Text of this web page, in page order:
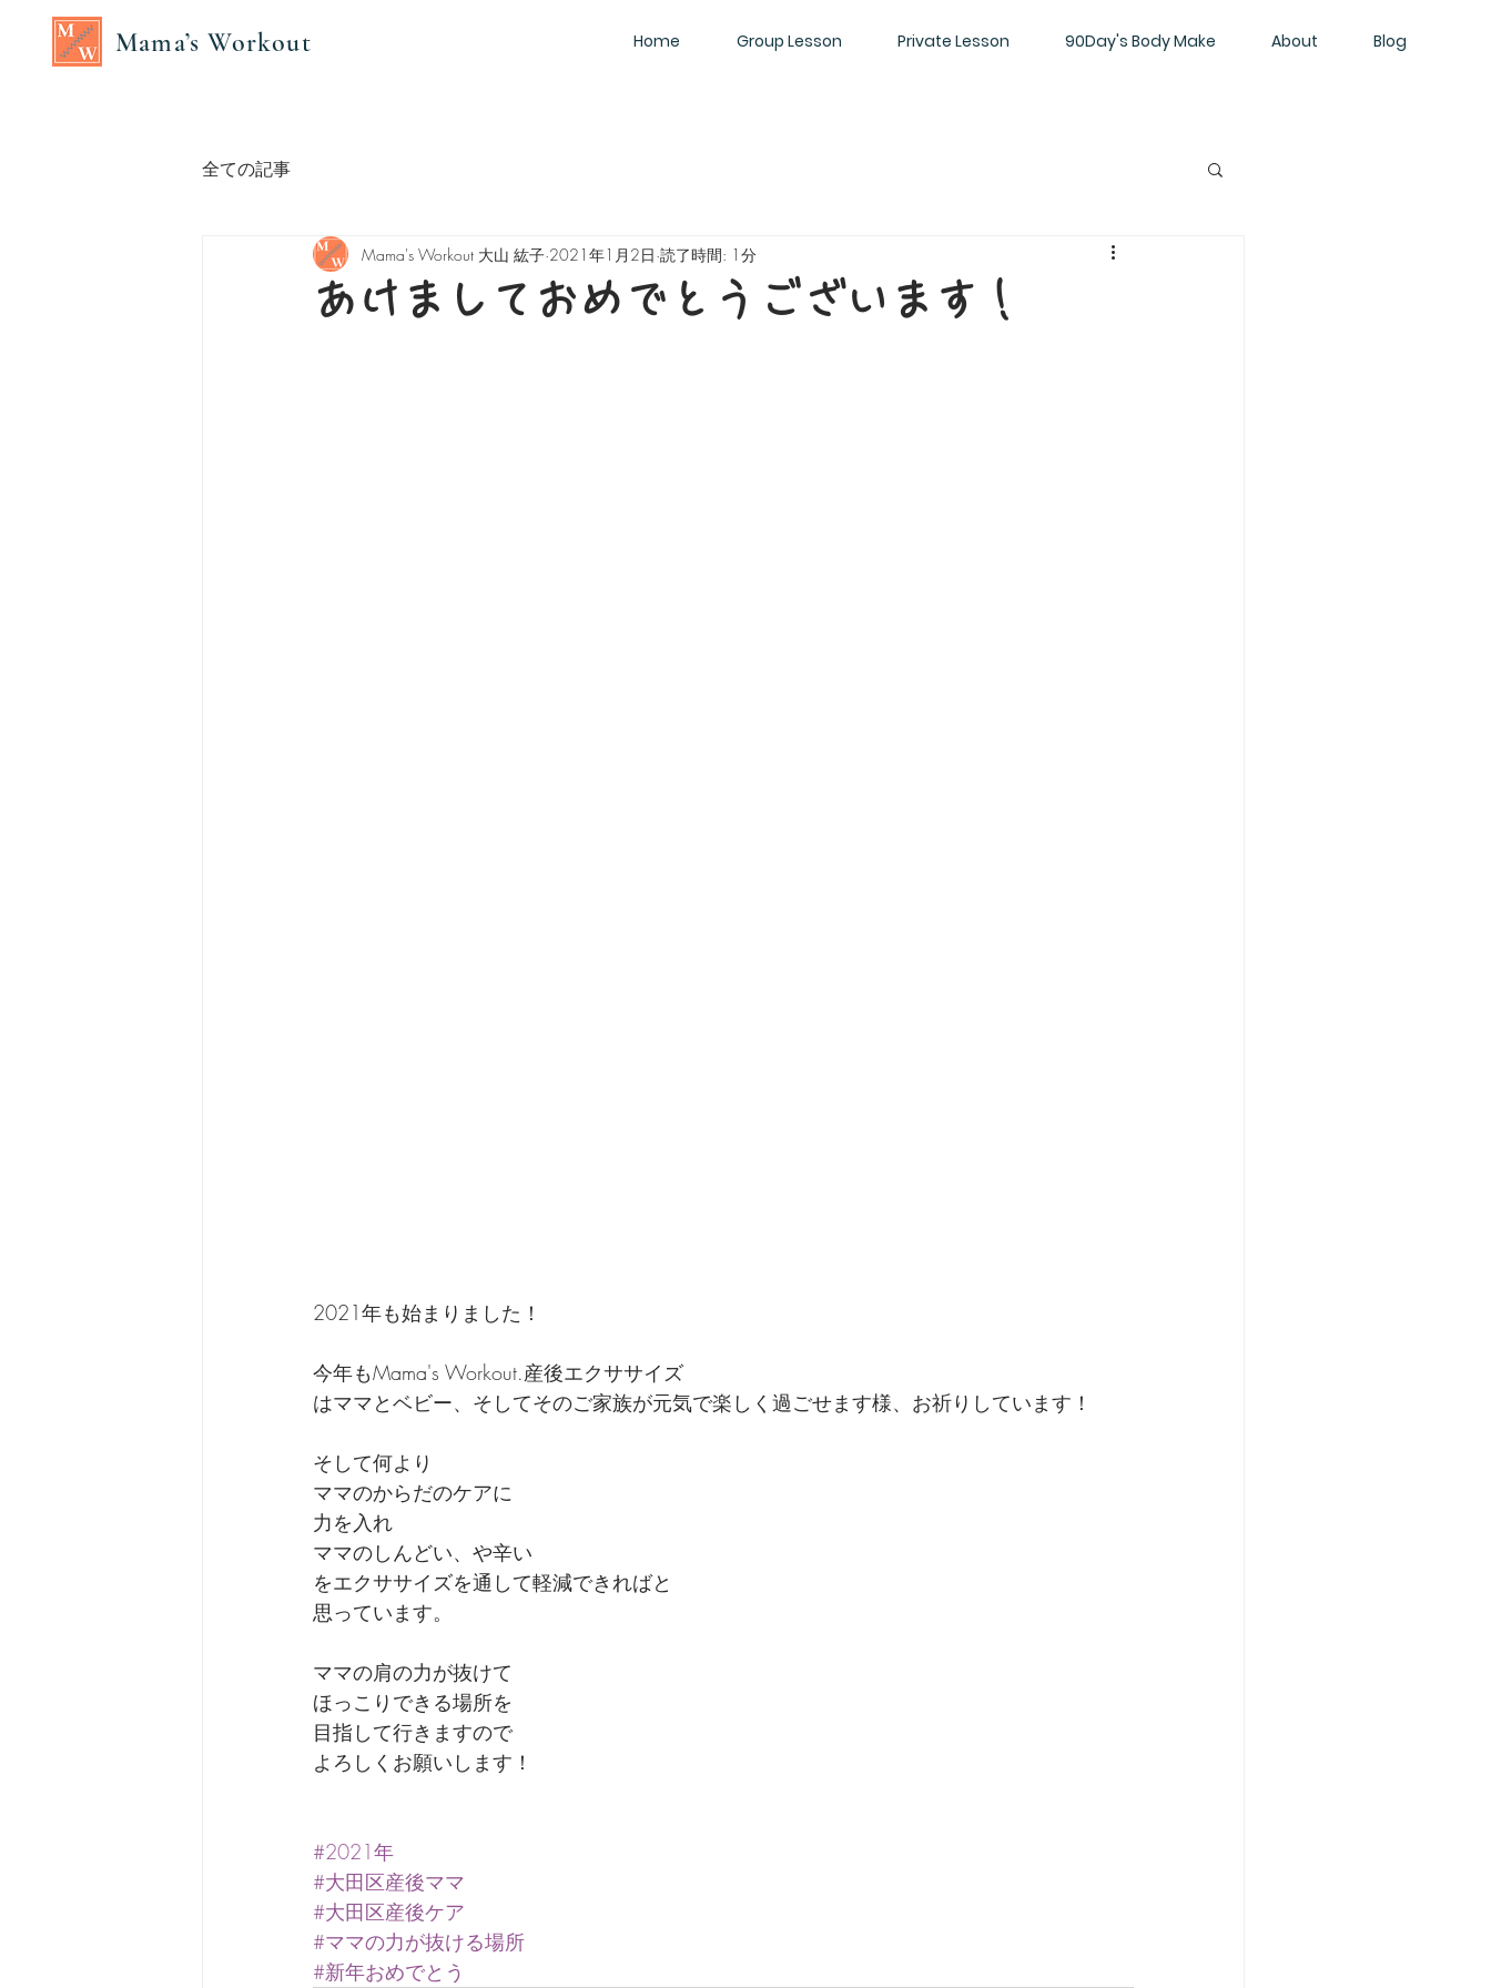
Mama’s Workout Home Group Lesson Private Lesson 90Day's Body Make About Blog
全ての記事
あけましておめでとうございます！
Mama's Workout 大山 紘子 2021年1月2日 読了時間: 1分
2021年も始まりました！
今年もMama's Workout.産後エクササイズ
はママとベビー、そしてそのご家族が元気で楽しく過ごせます様、お祈りしています！
そして何より
ママのからだのケアに
力を入れ
ママのしんどい、や辛い
をエクササイズを通して軽減できればと
思っています。
ママの肩の力が抜けて
ほっこりできる場所を
目指して行きますので
よろしくお願いします！
#2021年
#大田区産後ママ
#大田区産後ケア
#ママの力が抜ける場所
#新年おめでとう